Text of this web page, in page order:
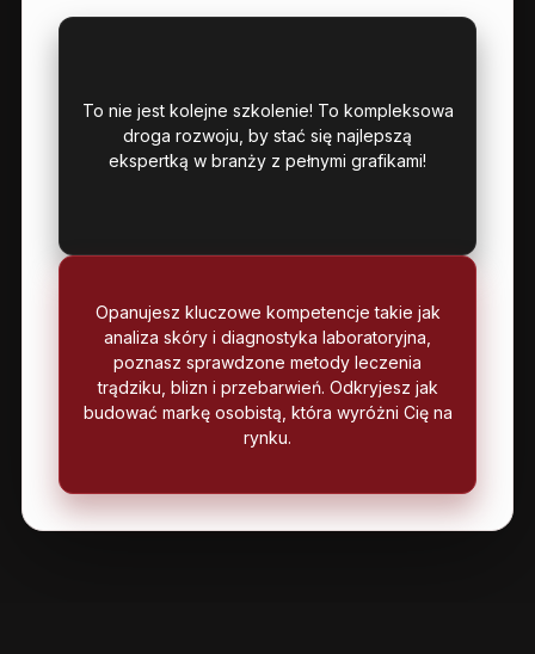
To nie jest kolejne szkolenie! To kompleksowa
droga rozwoju, by stać się najlepszą
ekspertką w branży z pełnymi grafikami!
Opanujesz kluczowe kompetencje takie jak
analiza skóry i diagnostyka laboratoryjna,
poznasz sprawdzone metody leczenia
trądziku, blizn i przebarwień. Odkryjesz jak
budować markę osobistą, która wyróżni Cię na
rynku.